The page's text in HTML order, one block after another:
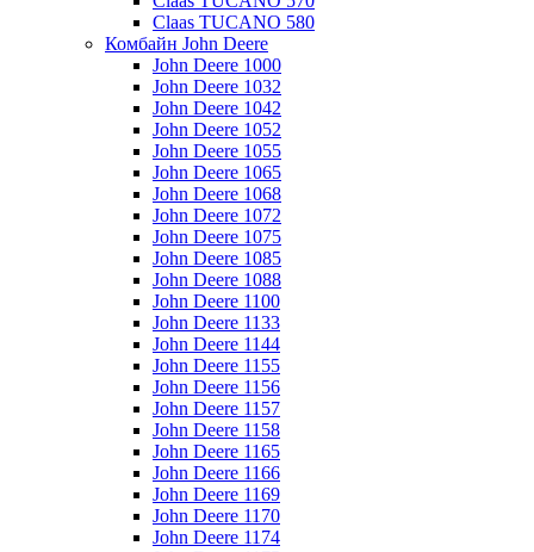
Claas TUCANO 580
Комбайн John Deere
John Deere 1000
John Deere 1032
John Deere 1042
John Deere 1052
John Deere 1055
John Deere 1065
John Deere 1068
John Deere 1072
John Deere 1075
John Deere 1085
John Deere 1088
John Deere 1100
John Deere 1133
John Deere 1144
John Deere 1155
John Deere 1156
John Deere 1157
John Deere 1158
John Deere 1165
John Deere 1166
John Deere 1169
John Deere 1170
John Deere 1174